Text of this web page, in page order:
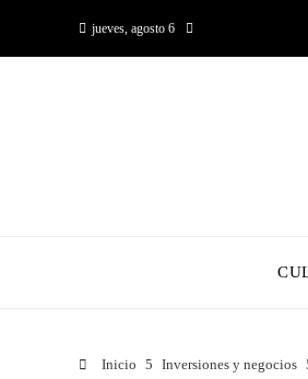
jueves, agosto 6
Inicio Inversiones y negocios